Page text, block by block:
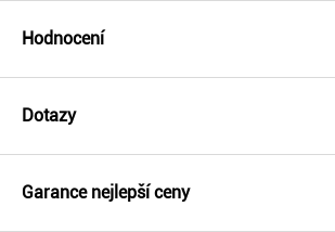
Hodnocení
Dotazy
Garance nejlepší ceny